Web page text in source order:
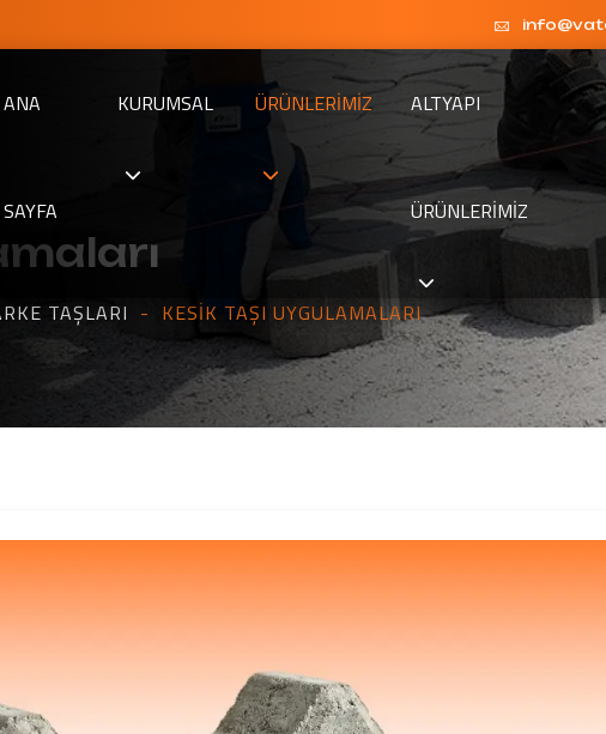
ANA
SAYFA
KURUMSAL ÜRÜNLERIMIZ ALTYAPI
ÜRÜNLERIMIZ
TAŞLARI KESIK TAŞI UYGULAMALARI